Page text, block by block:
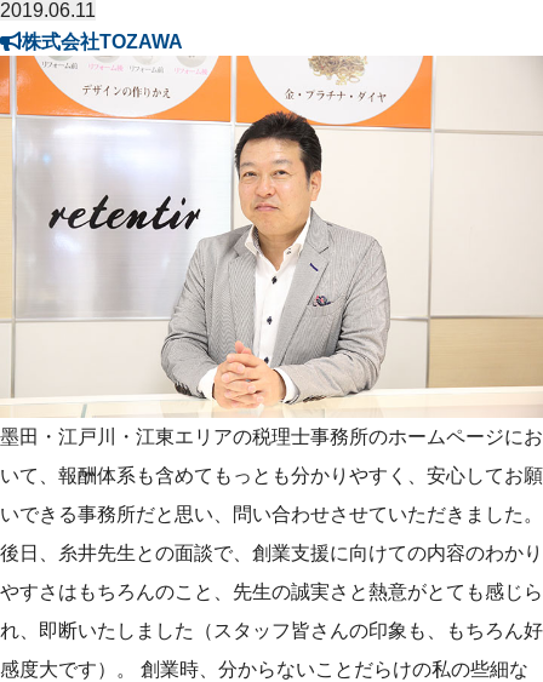
2019.06.11
株式会社TOZAWA
墨田・江戸川・江東エリアの税理士事務所のホームページにお
いて、報酬体系も含めてもっとも分かりやすく、安心してお願
いできる事務所だと思い、問い合わせさせていただきました。
後日、糸井先生との面談で、創業支援に向けての内容のわかり
やすさはもちろんのこと、先生の誠実さと熱意がとても感じら
れ、即断いたしました（スタッフ皆さんの印象も、もちろん好
感度大です）。 創業時、分からないことだらけの私の些細な